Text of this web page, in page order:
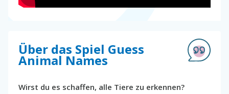
Über das Spiel Guess
Animal Names
Wirst du es schaffen, alle Tiere zu erkennen?